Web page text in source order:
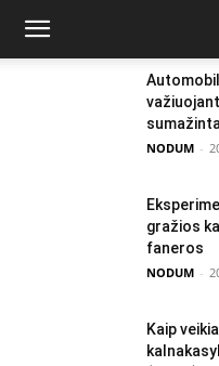
NODUM -
gražios
faneros
NODUM -
Kaip